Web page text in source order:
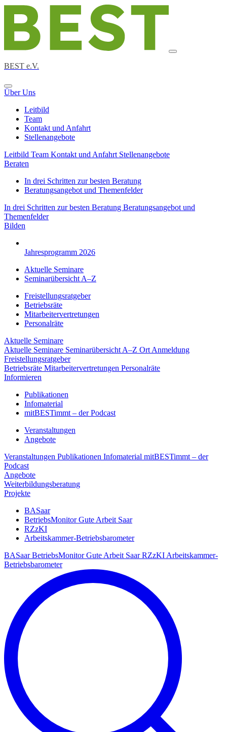
BEST e.V.
Über Uns
Leitbild
Team
Kontakt und Anfahrt
Stellenangebote
Leitbild Team Kontakt und Anfahrt Stellenangebote
Beraten
In drei Schritten zur besten Beratung
Beratungsangebot und Themenfelder
In drei Schritten zur besten Beratung Beratungsangebot und
Themenfelder
Bilden
Jahresprogramm 2026
Aktuelle Seminare
Seminarübersicht A–Z
Freistellungsratgeber
Betriebsräte
Mitarbeitervertretungen
Personalräte
Aktuelle Seminare
Aktuelle Seminare Seminarübersicht A–Z Ort Anmeldung
Freistellungsratgeber
Betriebsräte Mitarbeitervertretungen Personalräte
Informieren
Publikationen
Infomaterial
mitBESTimmt – der Podcast
Veranstaltungen
Angebote
Veranstaltungen Publikationen Infomaterial mitBESTimmt – der
Podcast
Angebote
Weiterbildungsberatung
Projekte
BASaar
BetriebsMonitor Gute Arbeit Saar
RZzKI
Arbeitskammer-Betriebsbarometer
BASaarBetriebsMonitor Gute Arbeit SaarRZzKI Arbeitskammer-
Betriebsbarometer